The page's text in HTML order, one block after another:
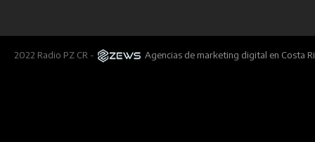
2022 Radio PZ CR - Agencias de marketing digital en Costa